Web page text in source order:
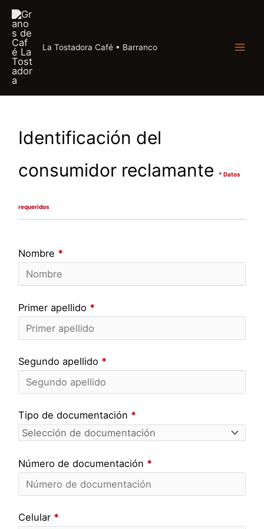
contenidoLa Tostadora Café • Barranco
Identificación del
consumidor reclamante
* Datos
requeridos
Nombre *
Primer apellido *
Segundo apellido *
Tipo de documentación *
Número de documentación *
Celular *